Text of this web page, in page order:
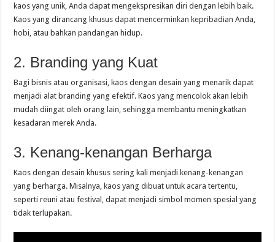
kaos yang unik, Anda dapat mengekspresikan diri dengan lebih baik.
Kaos yang dirancang khusus dapat mencerminkan kepribadian Anda,
hobi, atau bahkan pandangan hidup.
2. Branding yang Kuat
Bagi bisnis atau organisasi, kaos dengan desain yang menarik dapat
menjadi alat branding yang efektif. Kaos yang mencolok akan lebih
mudah diingat oleh orang lain, sehingga membantu meningkatkan
kesadaran merek Anda.
3. Kenang-kenangan Berharga
Kaos dengan desain khusus sering kali menjadi kenang-kenangan
yang berharga. Misalnya, kaos yang dibuat untuk acara tertentu,
seperti reuni atau festival, dapat menjadi simbol momen spesial yang
tidak terlupakan.